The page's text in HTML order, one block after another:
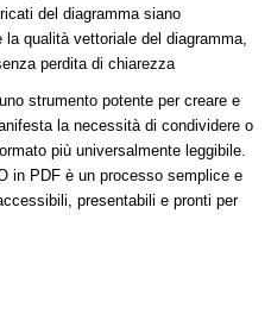
del diagramma siano
qualità vettoriale del diagramma,
perdita di chiarezza
strumento potente per creare e
la necessità di condividere o
più universalmente leggibile.
in PDF è un processo semplice e
presentabili e pronti per